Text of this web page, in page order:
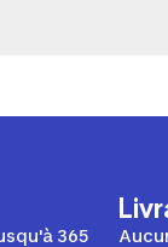
365